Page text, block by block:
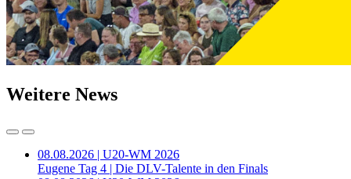
Weitere News
08.08.2026 | U20-WM 2026
Eugene Tag 4 | Die DLV-Talente in den Finals